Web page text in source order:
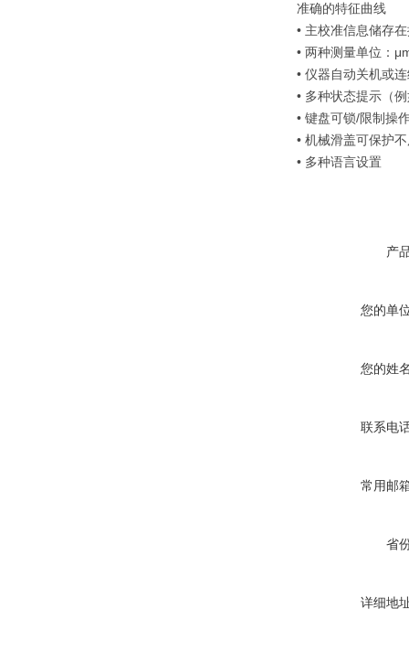
准确的特征曲线
• 主校准信息储存
• 两种测量单位：
• 仪器自动关机或
• 多种状态提示（
• 键盘可锁/限制操
• 机械滑盖可保护
• 多种语言设置
产
您的单
您的姓
联系电
常用邮
省
详细地